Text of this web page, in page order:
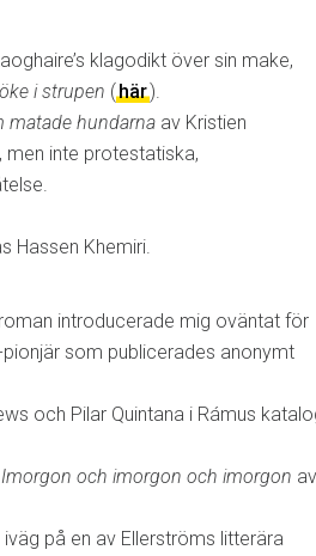
klagodikt över sin make,
i strupen (här).
matade hundarna av Kristien
men inte protestatiska,
Hassen Khemiri.
introducerade mig oväntat för
som publicerades anonymt
och Pilar Quintana i Rámus
Imorgon och imorgon och imorgon av
iväg på en av Ellerströms litterära